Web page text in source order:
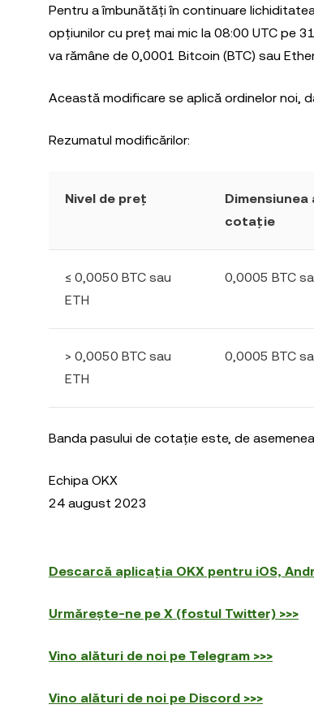
Pentru a îmbunătăți în continuare
opțiunilor cu preț mai mic la 08:00 UTC pe
va rămâne de 0,0001 Bitcoin (BTC) sau
Această modificare se aplică ordinelor noi,
Rezumatul modificărilor:
Nivel de preț
cotație
≤ 0,0050 BTC sau
ETH
0,0005 BTC
> 0,0050 BTC sau
ETH
0,0005 BTC
Banda pasului de cotație este, de
Echipa OKX
24 august 2023
Descarcă aplicația OKX pentru iOS,
Urmărește-ne pe X (fostul Twitter) >>>
Vino alături de noi pe Telegram >>>
Vino alături de noi pe Discord >>>